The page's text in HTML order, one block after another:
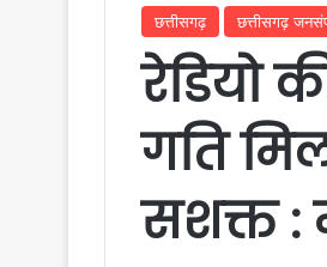
छत्तीसगढ़ छत्तीसगढ़
रेडियो
गति
सशक्त :